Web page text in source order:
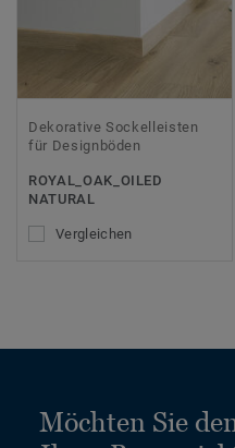
Dekorative Sockelleisten
für Designböden
ROYAL_OAK_OILED
NATURAL
Vergleichen
Möchten Sie